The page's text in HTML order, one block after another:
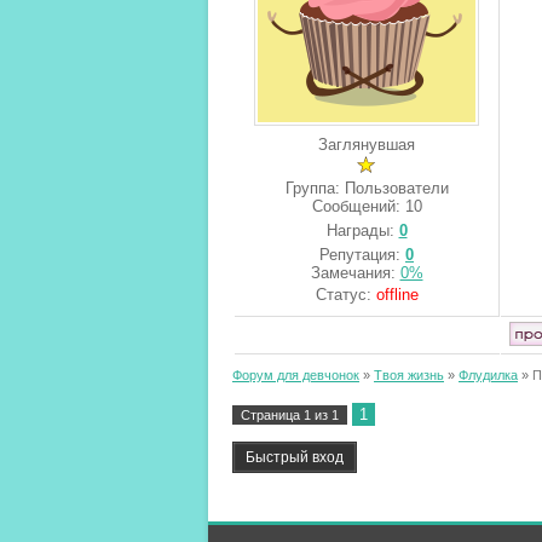
Заглянувшая
Группа: Пользователи
Сообщений: 10
Награды: 0
Репутация: 0
Замечания: 0%
Статус: offline
Форум для девчонок » Твоя жизнь » Флудилка »
Страница 1 из 1 1